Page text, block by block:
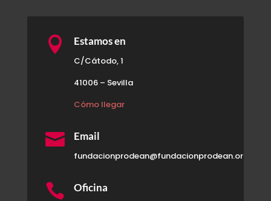
 Estamos en
C/Cátodo, 1
41006 – Sevilla
Cómo llegar
 Email
fundacionprodean@fundacionprodean.org
 Oficina